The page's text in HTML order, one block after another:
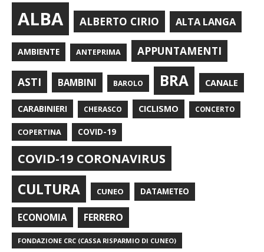
ALBA ALBERTO CIRIO ALTA LANGA
AMBIENTE ANTEPRIMA APPUNTAMENTI
ASTI BAMBINI BAROLO BRA CANALE
CARABINIERI CHERASCO CICLISMO CONCERTO
COPERTINA COVID-19
COVID-19 CORONAVIRUS
CULTURA CUNEO DATAMETEO
ECONOMIA FERRERO
FONDAZIONE CRC (CASSA RISPARMIO DI CUNEO)